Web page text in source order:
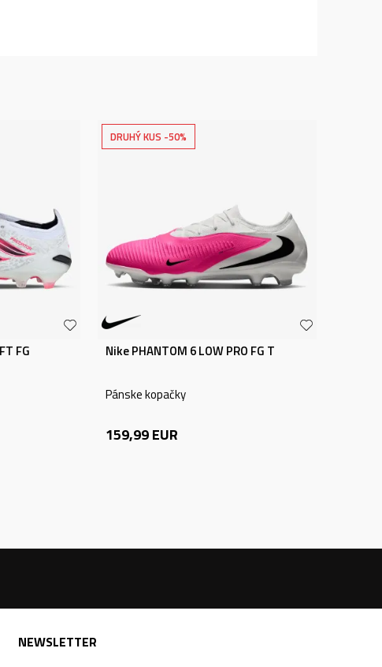
FG
DRUHÝ KUS -50%
Nike PHANTOM 6 LOW PRO FG T
Pánske kopačky
159,99EUR
NEWSLETTER